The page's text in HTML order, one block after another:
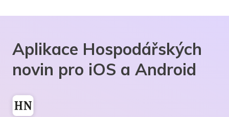
Aplikace Hospodářských
novin pro iOS a Android